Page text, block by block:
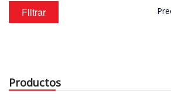
Precio
mínimo
Precio
máximo
Filtrar
Productos